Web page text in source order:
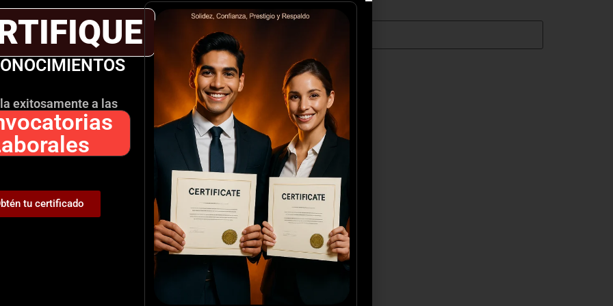
en este navegador para la próxima vez que comente.
exitosamente a las
tu certificado